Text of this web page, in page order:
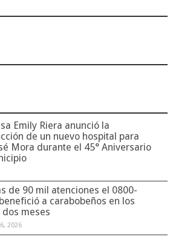
Emily Riera anunció la
de un nuevo hospital para
Mora durante el 45° Aniversario
de 90 mil atenciones el 0800-
a carabobeños en los
meses
2026